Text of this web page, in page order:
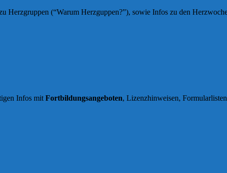
Herzgruppen (“Warum Herzguppen?”), sowie Infos zu den
Infos mit Fortbildungsangeboten, Lizenzhinweisen,